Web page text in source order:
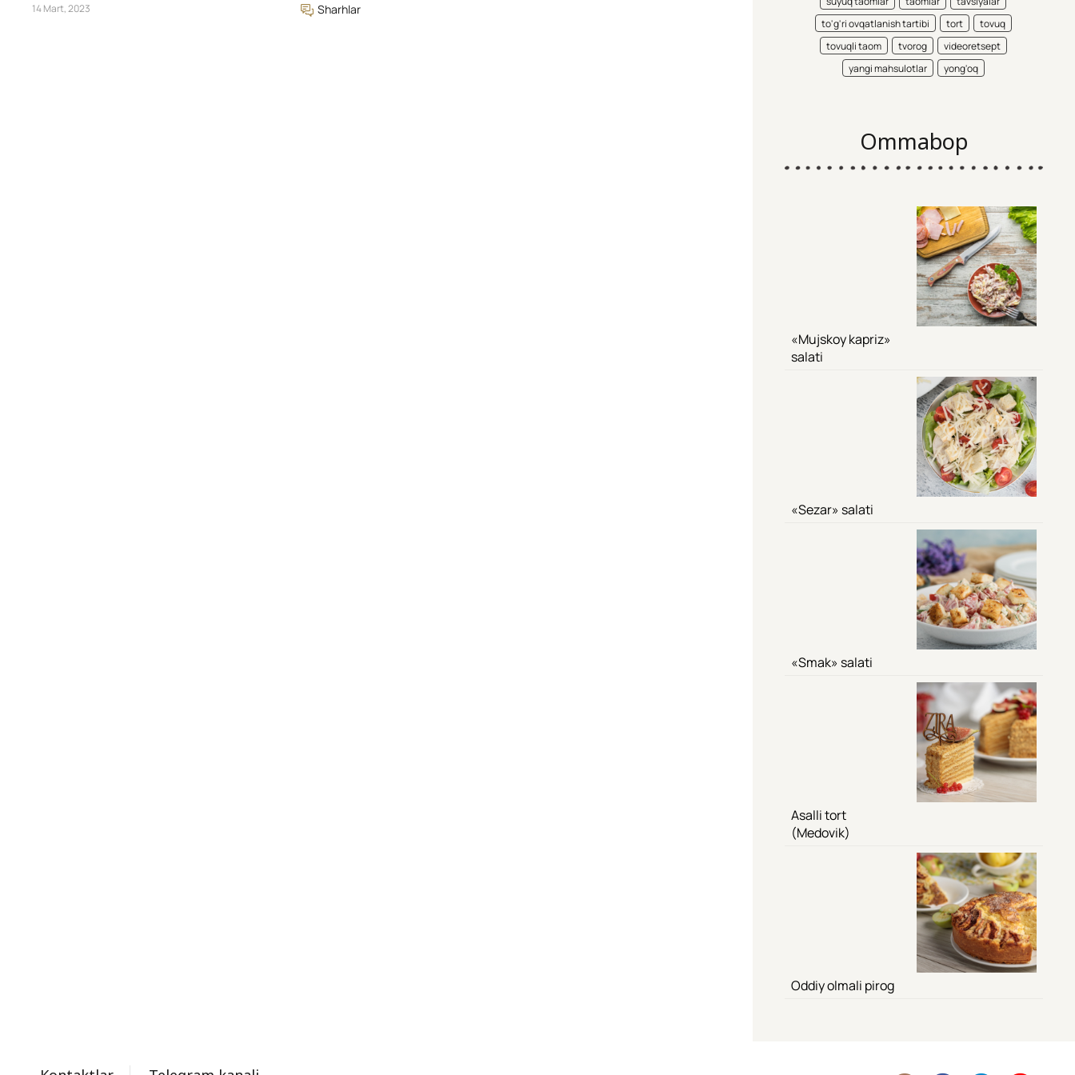
14 Mart, 2023 Sharhlar
to'g'ri ovqatlanish tartibi
tort
tovuq
tovuqli taom
tvorog
videoretsept
yangi mahsulotlar
yong'oq
Ommabop
«Mujskoy kapriz»
salati
«Sezar» salati
«Smak» salati
Asalli tort
(Medovik)
Oddiy olmali pirog